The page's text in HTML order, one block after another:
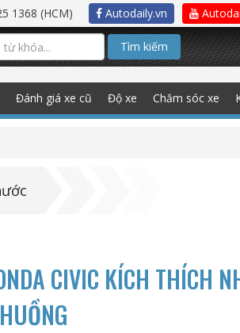
1368 (HCM) Autodaily.vn
Tìm kiếm
Đánh giá xe cũ Độ xe Chăm sóc xe
CIVIC KÍCH THÍCH